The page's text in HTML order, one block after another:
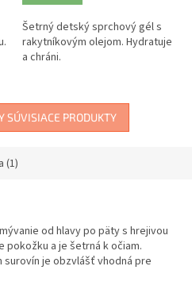
Šetrný detský sprchový gél s
rakytníkovým olejom. Hydratuje
a chráni.
SÚVISIACE PRODUKTY
(1)
od hlavy po päty s hrejivou
pokožku a je šetrná k očiam.
je obzvlášť vhodná pre